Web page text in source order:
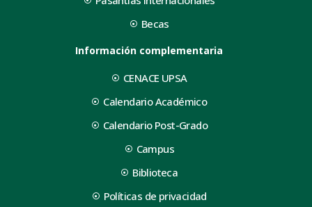
Becas
Información complementaria
CENACE UPSA
Calendario Académico
Calendario Post-Grado
Campus
Biblioteca
Políticas de privacidad